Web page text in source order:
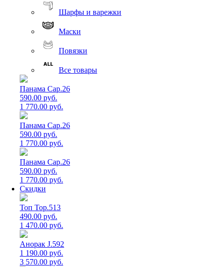
Шарфы и варежки
Маски
Повязки
Все товары
Панама Cap.26
590.00 руб.
1 770.00 руб.
Панама Cap.26
590.00 руб.
1 770.00 руб.
Панама Cap.26
590.00 руб.
1 770.00 руб.
Скидки
Топ Top.513
490.00 руб.
1 470.00 руб.
Анорак J.592
1 190.00 руб.
3 570.00 руб.